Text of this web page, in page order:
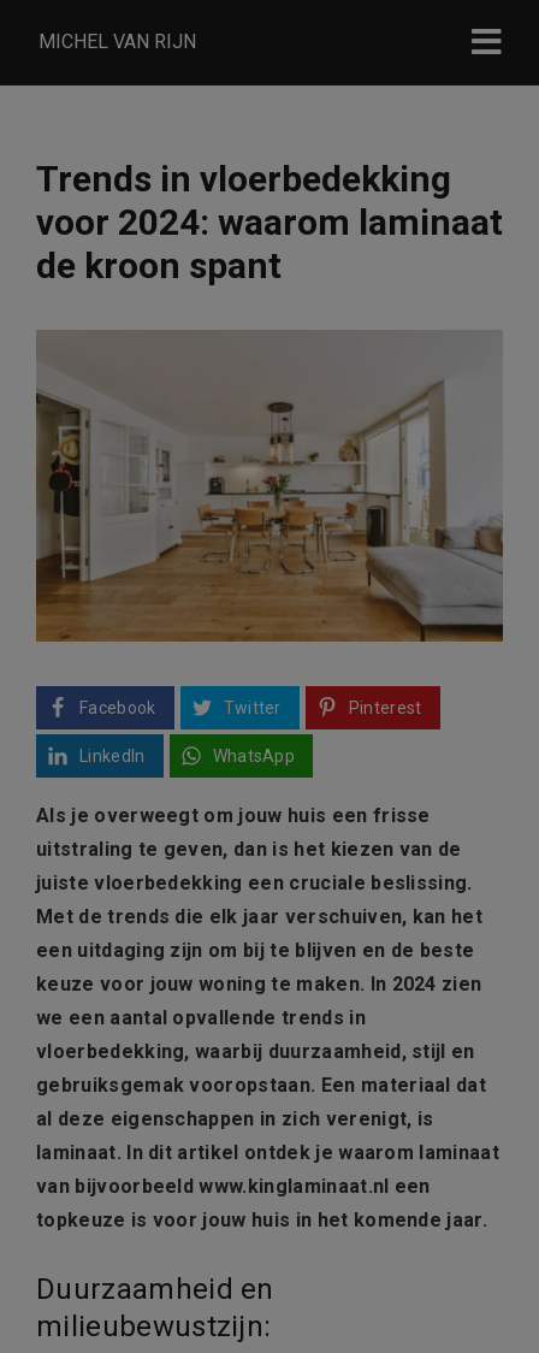
MICHEL VAN RIJN
Trends in vloerbedekking
voor 2024: waarom laminaat
de kroon spant
Facebook Twitter Pinterest
LinkedIn WhatsApp
Als je overweegt om jouw huis een frisse
uitstraling te geven, dan is het kiezen van de
juiste vloerbedekking een cruciale beslissing.
Met de trends die elk jaar verschuiven, kan het
een uitdaging zijn om bij te blijven en de beste
keuze voor jouw woning te maken. In 2024 zien
we een aantal opvallende trends in
vloerbedekking, waarbij duurzaamheid, stijl en
gebruiksgemak vooropstaan. Een materiaal dat
al deze eigenschappen in zich verenigt, is
laminaat. In dit artikel ontdek je waarom laminaat
van bijvoorbeeld www.kinglaminaat.nl een
topkeuze is voor jouw huis in het komende jaar.
Duurzaamheid en
milieubewustzijn: